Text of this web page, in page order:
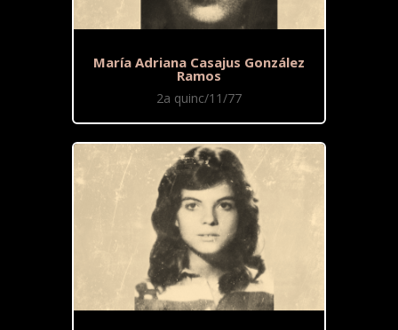
María Adriana Casajus González
Ramos
2a quinc/11/77